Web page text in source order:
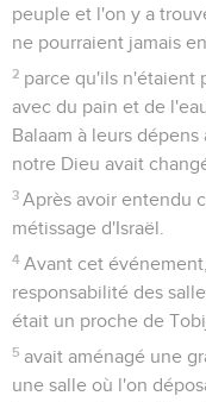
peuple et l'on y a
ne pourraient jamais
2 parce qu'ils n'étaient
avec du pain et de
Balaam à leurs
notre Dieu avait
3 Après avoir entendu
métissage d'Israël.
4 Avant cet
responsabilité des
était un proche de
5 avait aménagé une
une salle où l'on